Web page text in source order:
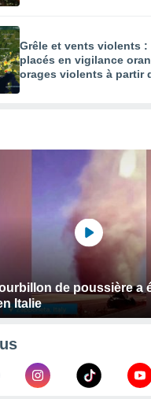
Grêle et vents violents :
placés en vigilance
orages violents à partir
de poussière a
Italie